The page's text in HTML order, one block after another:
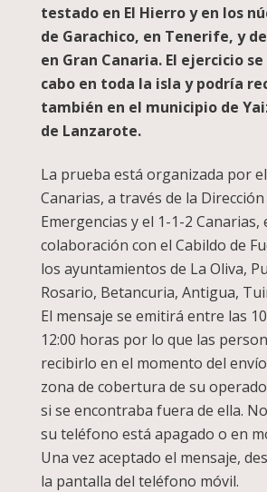
testado en El Hierro y en los
de Garachico, en Tenerife, y
en Gran Canaria. El ejercicio
cabo en toda la isla y podría
también en el municipio de
de Lanzarote.
La prueba está organizada por
Canarias, a través de la
Emergencias y el 1-1-2 Canarias,
colaboración con el Cabildo de
los ayuntamientos de La Oliva,
Rosario, Betancuria, Antigua,
El mensaje se emitirá entre las
12:00 horas por lo que las
recibirlo en el momento del
zona de cobertura de su
si se encontraba fuera de ella.
su teléfono está apagado o en
Una vez aceptado el mensaje,
la pantalla del teléfono móvil.